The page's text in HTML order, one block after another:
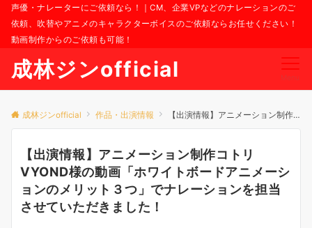
声優・ナレーターにご依頼なら！｜CM、企業VPなどのナレーションのご
依頼、吹替やアニメのキャラクターボイスのご依頼ならお任せください！
動画制作からのご依頼も可能！
成林ジンofficial Menu
成林ジンofficial 作品・出演情報 【出演情報】アニメーション制作コトリVYOND様の動画「ホワイトボードアニメーションのメリット３つ」でナレーションを担当させていただきました！
【出演情報】アニメーション制作コトリ
VYOND様の動画「ホワイトボードアニメーシ
ョンのメリット３つ」でナレーションを担当
させていただきました！